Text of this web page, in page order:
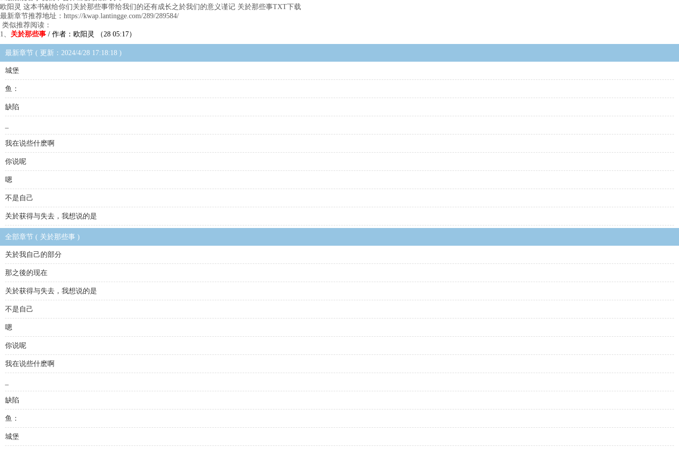
欧阳灵 这本书献给你们关於那些事带给我们的还有成长之於我们的意义谨记 关於那些事TXT下载
最新章节推荐地址：https://kwap.lantingge.com/289/289584/
类似推荐阅读：
1、 关於那些事 / 作者：欧阳灵 （28 05:17）
最新章节 ( 更新：2024/4/28 17:18:18 )
城堡
鱼：
缺陷
我在说些什麽啊
你说呢
嗯
不是自己
关於获得与失去，我想说的是
全部章节 ( 关於那些事 )
关於我自己的部分
那之後的现在
关於获得与失去，我想说的是
不是自己
嗯
你说呢
我在说些什麽啊
缺陷
鱼：
城堡